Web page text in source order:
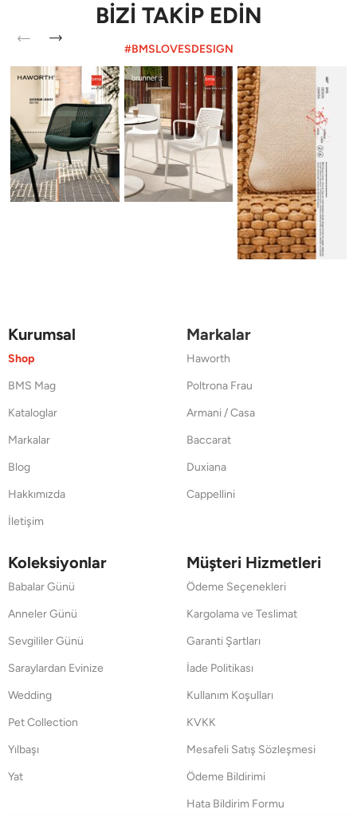
BİZİ TAKİP EDİN
#BMSLOVESDESIGN
Kurumsal
Shop
BMS Mag
Kataloglar
Markalar
Blog
Hakkımızda
İletişim
Markalar
Haworth
Poltrona Frau
Armani / Casa
Baccarat
Duxiana
Cappellini
Koleksiyonlar
Babalar Günü
Anneler Günü
Sevgililer Günü
Saraylardan Evinize
Wedding
Pet Collection
Yılbaşı
Yat
Müşteri Hizmetleri
Ödeme Seçenekleri
Kargolama ve Teslimat
Garanti Şartları
İade Politikası
Kullanım Koşulları
KVKK
Mesafeli Satış Sözleşmesi
Ödeme Bildirimi
Hata Bildirim Formu